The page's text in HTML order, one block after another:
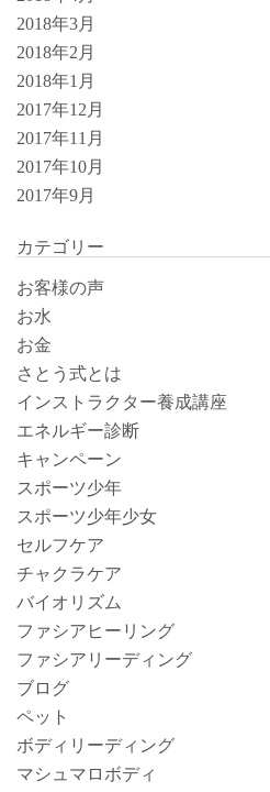
2018年3月
2018年2月
2018年1月
2017年12月
2017年11月
2017年10月
2017年9月
カテゴリー
お客様の声
お水
お金
さとう式とは
インストラクター養成講座
エネルギー診断
キャンペーン
スポーツ少年
スポーツ少年少女
セルフケア
チャクラケア
バイオリズム
ファシアヒーリング
ファシアリーディング
ブログ
ペット
ボディリーディング
マシュマロボディ